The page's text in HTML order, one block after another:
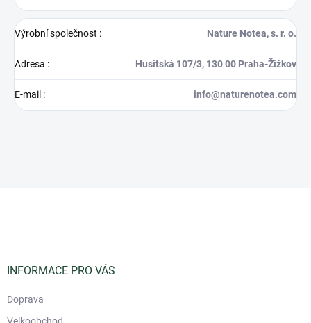
Výrobní společnost : Nature Notea, s. r. o.
Adresa : Husitská 107/3, 130 00 Praha-Žižkov
E-mail : info@naturenotea.com
INFORMACE PRO VÁS
Doprava